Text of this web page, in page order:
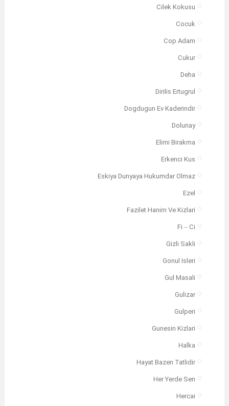
Cilek Kokusu
Cocuk
Cop Adam
Cukur
Deha
Dirilis Ertugrul
Dogdugun Ev Kaderindir
Dolunay
Elimi Birakma
Erkenci Kus
Eskiya Dunyaya Hukumdar Olmaz
Ezel
Fazilet Hanim Ve Kizlari
Fi – Ci
Gizli Sakli
Gonul Isleri
Gul Masali
Gulizar
Gulperi
Gunesin Kizlari
Halka
Hayat Bazen Tatlidir
Her Yerde Sen
Hercai